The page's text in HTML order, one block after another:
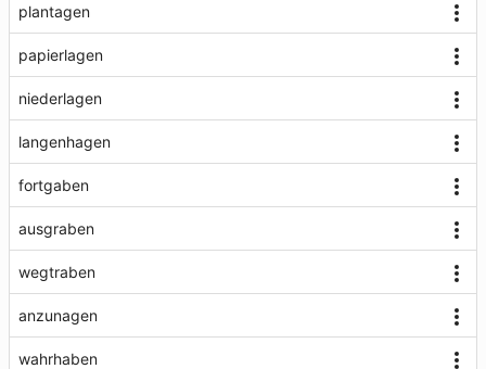
plantagen
papierlagen
niederlagen
langenhagen
fortgaben
ausgraben
wegtraben
anzunagen
wahrhaben